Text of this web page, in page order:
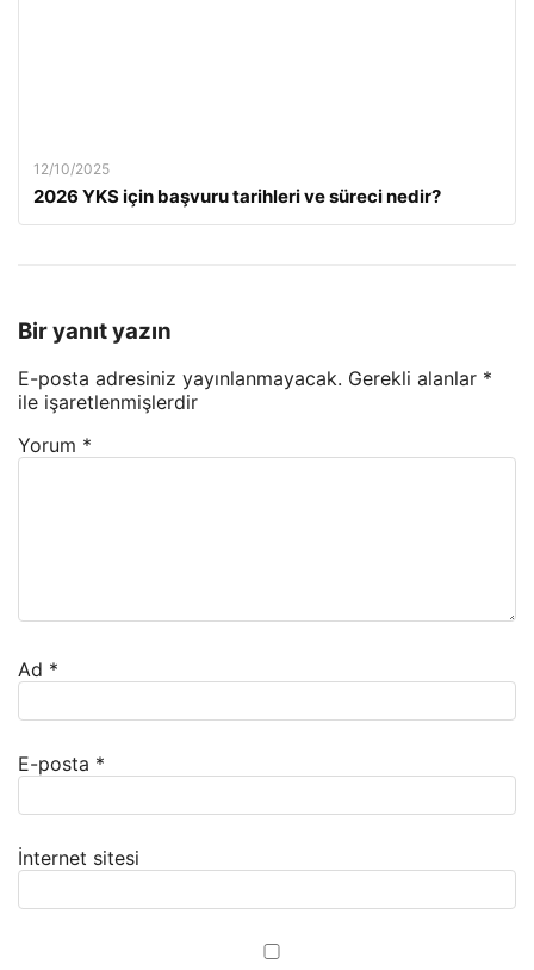
12/10/2025
2026 YKS için başvuru tarihleri ve süreci nedir?
Bir yanıt yazın
E-posta adresiniz yayınlanmayacak. Gerekli alanlar *
ile işaretlenmişlerdir
Yorum *
Ad *
E-posta *
İnternet sitesi